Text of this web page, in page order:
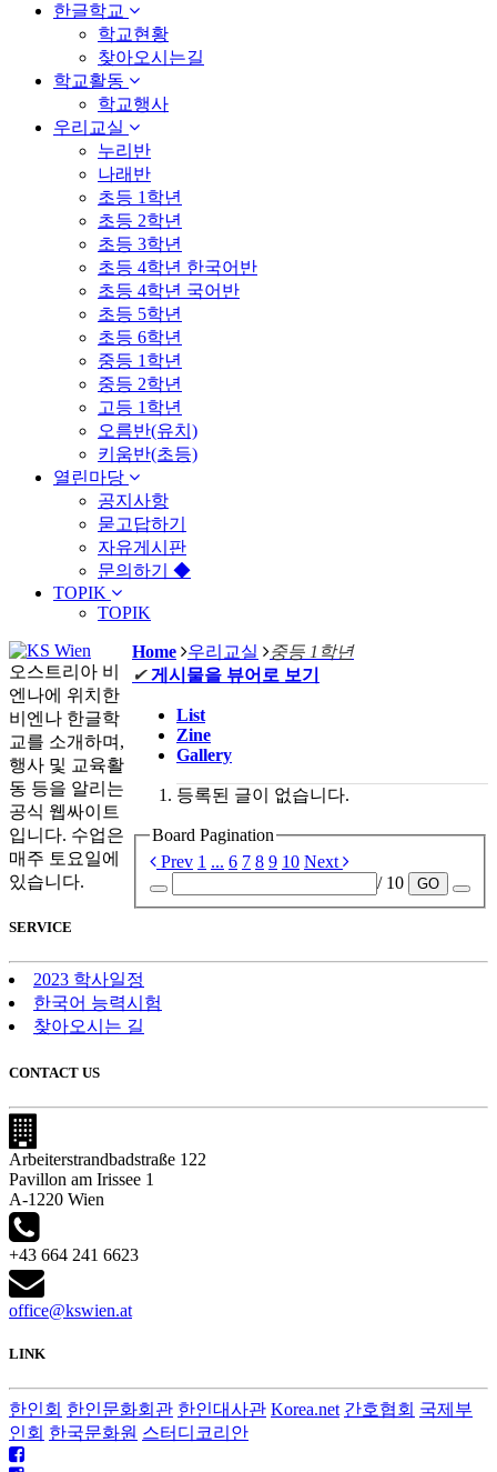
한글학교
학교현황
찾아오시는길
학교활동
학교행사
우리교실
누리반
나래반
초등 1학년
초등 2학년
초등 3학년
초등 4학년 한국어반
초등 4학년 국어반
초등 5학년
초등 6학년
중등 1학년
중등 2학년
고등 1학년
오름반(유치)
키움반(초등)
열린마당
공지사항
묻고답하기
자유게시판
문의하기 ◆
TOPIK
TOPIK
Home 우리교실
중등 1학년
✔ 게시물을 뷰어로 보기
List
Zine
Gallery
등록된 글이 없습니다.
Board Pagination
Prev 1 ... 6 7 8 9 10 Next
/ 10
GO
오스트리아 비
엔나에 위치한
비엔나 한글학
교를 소개하며,
행사 및 교육활
동 등을 알리는
공식 웹싸이트
입니다. 수업은
매주 토요일에
있습니다.
SERVICE
2023 학사일정
한국어 능력시험
찾아오시는 길
CONTACT US
Arbeiterstrandbadstraße 122
Pavillon am Irissee 1
A-1220 Wien
+43 664 241 6623
office@kswien.at
LINK
한인회 한인문화회관 한인대사관 Korea.net 간호협회 국제부
인회 한국문화원 스터디코리안